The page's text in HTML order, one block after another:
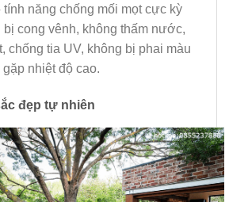
năng chống mối mọt cực kỳ
bị cong vênh, không thấm nước,
chống tia UV, không bị phai màu
nhiệt độ cao.
đẹp tự nhiên